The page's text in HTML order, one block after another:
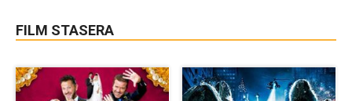
FILM STASERA